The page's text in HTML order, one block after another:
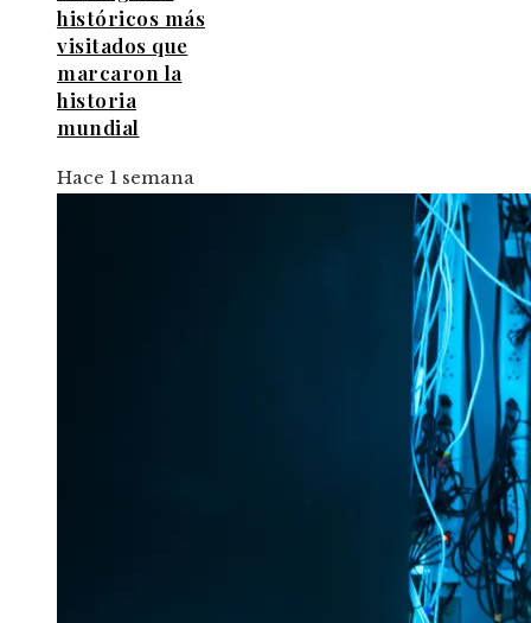
históricos más
visitados que
marcaron la
historia
mundial
Hace 1 semana